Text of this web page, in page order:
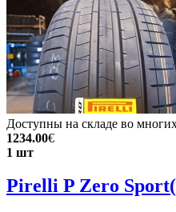
Доступны на складе во
1234.00€
1 шт
Pirelli P Zero